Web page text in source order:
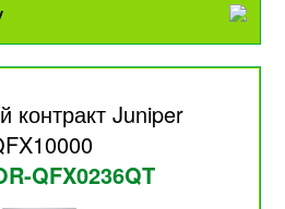
контракт Juniper
QFX0236QT